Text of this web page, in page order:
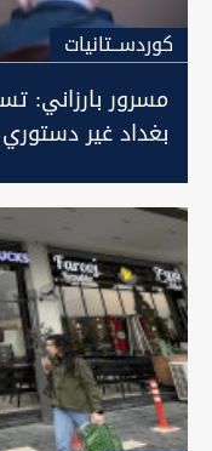
كوردســتانيات
مسرور بارزاني:
بغداد غير